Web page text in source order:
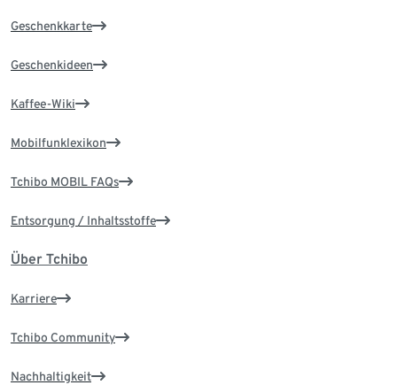
Geschenkkarte
Geschenkideen
Kaffee-Wiki
Mobilfunklexikon
Tchibo MOBIL FAQs
Entsorgung / Inhaltsstoffe
Über Tchibo
Karriere
Tchibo Community
Nachhaltigkeit